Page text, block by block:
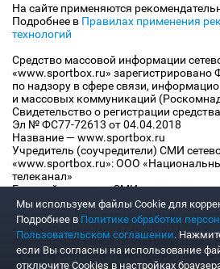
На сайте применяются
Подробнее в Правилах применения
технологий
Средство массовой информации
«www.sportbox.ru» зарегистрировано
по надзору в сфере связи,
и массовых коммуникаций
Свидетельство о регистрации
Эл № ФС77-72613 от 04.04.2018
Название — www.sportbox.ru
Учредитель (соучредители) СМИ
«www.sportbox.ru»: ООО
телеканал»
Главный редактор СМИ сетевого
Конов В.А.
Номер телефона редакции СМИ
«www.sportbox.ru»: +7 (495) 653 8419
Адрес электронной почты редакции
«www.sportbox.ru»: editor@sportbox.ru
Мы используем файлы Сookie для
Подробнее в Политике обработки
Пользовательском соглашении.
если Вы согласны на использование
отключите Cookies в настройках